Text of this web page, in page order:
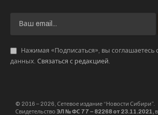
Нажимая «Подписаться», вы соглашаетесь
данных. Связаться с редакцией.
© 2016 – 2026, Сетевое издание “Новости Сибири”.
Свидетельство ЭЛ № ФС 77 – 82268 от 23.11.2021,